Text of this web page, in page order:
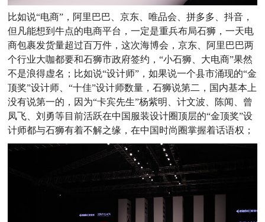
比如说“电商”，阿里巴巴、京东、唯品会、拼多多、抖音，
但凡能想到牛点的电商平台，一定是重兵布局石狮，一天电
商包裹发货量超过百万件，这次海博会，京东、阿里巴巴两
个行业大咖都要和石狮市政府签约，“小石狮、大电商”果然
不是浪得虚名；比如说“设计师”，如果说一个县市涌现的“金
顶奖”设计师、“十佳”设计师数量，石狮说第二，国内基本上
没有说第一的，因为“卡宾先生”杨紫明、计文波、陈闻、曾
凤飞、刘勇等目前活跃在中国服装设计圈顶层的“金顶奖”设
计师都与石狮有着不解之缘，在中国时尚圈掌握着话语权；